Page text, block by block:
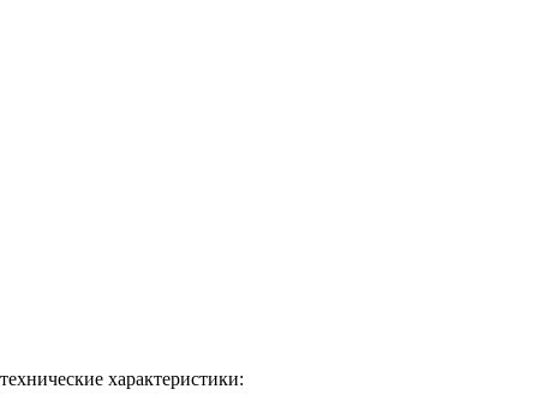
технические характеристики: